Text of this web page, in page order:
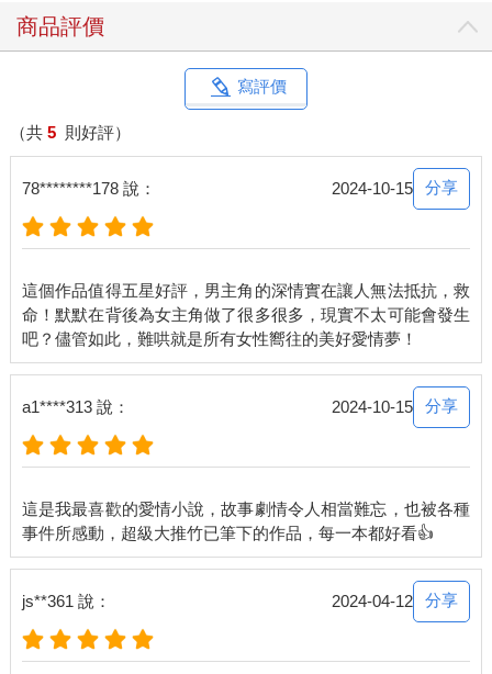
還沒化妝，尷尬死了！』
「哪那麼容易死，」溫以凡嘴裡全是泡沫，含糊不清道，「講話
鐘思喬沉默三秒，懶得跟她計較，『今晚要不要出來玩？溫記
者。您都連著加班一週了，再不找點樂子我怕妳猝死。』
「好，去哪？」
『要不就去妳家那邊？不知道妳去過沒？我同事說那邊有家酒
吧，老闆長得很帥……』鐘思喬說，『欸，妳那邊怎麼一直有水
溫以凡：「刷牙。」
鐘思喬嚇了一跳：『妳剛醒啊？』
『都兩點了，就算是午休也結束了。』鐘思喬覺得奇怪，『妳昨
晚在幹嘛？』
「看了一部恐怖片。」
『哪部？』
「《夢醒時見鬼》。」
「看完我就睡了。」溫以凡只當沒聽見她的話，扯過一旁的毛
巾，把臉上的水珠子擦乾，「結果半夜突然醒了，然後還真像電
『……』
「我就跟鬼打了一晚上的架。」
鐘思喬有點無語：『妳怎麼突然跟我扯這麼限制級的話題？』
溫以凡挑眉：「哪裡限制級？」
『什麼架要打一整個晚上？』
「……」
『好了，不要嫖鬼了，姊姊帶妳去嫖男人。』鐘思喬笑著說：
商品評價
寫評價
（共 5 則好評）
78********178 說： 2024-10-15 分享
這個作品值得五星好評，男主角的深情實在讓人無法抵抗，救
命！默默在背後為女主角做了很多很多，現實不太可能會發生
a1****313 說： 2024-10-15 分享
這是我最喜歡的愛情小說，故事劇情令人相當難忘，也被各種
js**361 說： 2024-04-12 分享